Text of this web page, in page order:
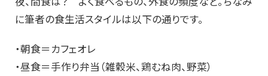
に筆者の食生活スタイルは以下の通りです。
・朝食＝カフェオレ
・昼食＝手作り弁当（雑穀米、鶏むね肉、野菜）